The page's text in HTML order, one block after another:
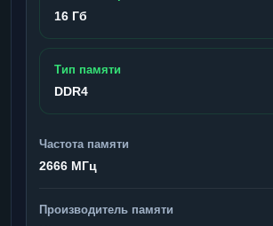
16 Гб
Тип памяти
DDR4
Частота памяти
2666 МГц
Производитель памяти